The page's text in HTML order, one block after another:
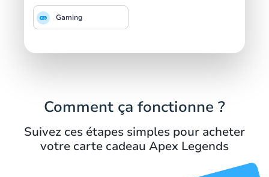
Gaming
Comment ça fonctionne ?
Suivez ces étapes simples pour acheter
votre carte cadeau Apex Legends